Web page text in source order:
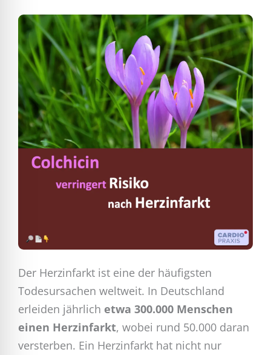
Der Herzinfarkt ist eine der häufigsten
Todesursachen weltweit. In Deutschland
erleiden jährlich etwa 300.000 Menschen
einen Herzinfarkt, wobei rund 50.000 daran
versterben. Ein Herzinfarkt hat nicht nur